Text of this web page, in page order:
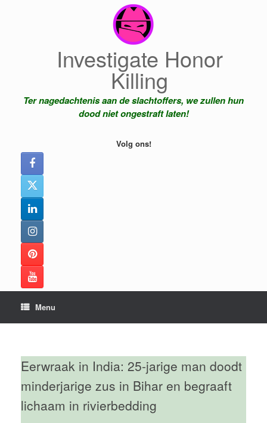
Investigate Honor
Killing
Ter nagedachtenis aan de slachtoffers, we zullen hun
dood niet ongestraft laten!
Volg ons!
Menu
Eerwraak in India: 25-jarige man doodt
minderjarige zus in Bihar en begraaft
lichaam in rivierbedding